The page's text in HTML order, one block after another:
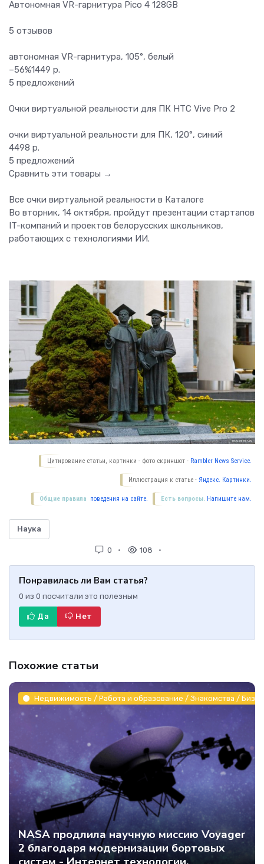
Автономная VR-гарнитура Pico 4 128GB
5 отзывов
автономная VR-гарнитура, 105°, белый
–56%1449 р.
5 предложений
Очки виртуальной реальности для ПК HTC Vive Pro 2
очки виртуальной реальности для ПК, 120°, синий
4498 р.
5 предложений
Сравнить эти товары →
Все очки виртуальной реальности в Каталоге
Во вторник, 14 октября, пройдут презентации стартапов
IT-компаний и проектов белорусских школьников,
работающих с технологиями ИИ.
Цитирование статьи, картинки - фото скриншот - Rambler News Service.
Иллюстрация к статье - Яндекс. Картинки.
Есть вопросы. Напишите нам.
Общие правила поведения на сайте.
Наука
0 108
Понравилась ли Вам статья?
0 из 0 посчитали это полезным
Да Нет
Похожие статьи
Недвижимость / Работа и образование / Знакомства /
NASA продлила научную миссию Voyager
2 благодаря модернизации бортовых